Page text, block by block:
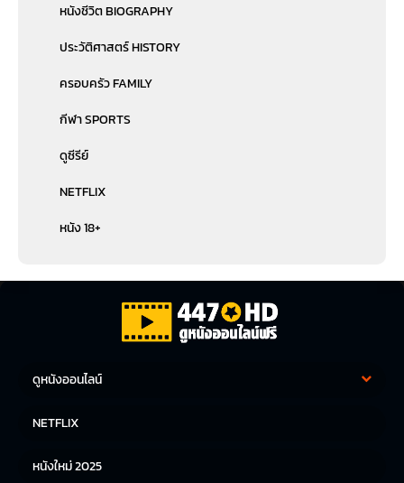
หนังชีวิต BIOGRAPHY
ประวัติศาสตร์ HISTORY
ครอบครัว FAMILY
กีฬา SPORTS
ดูซีรีย์
NETFLIX
หนัง 18+
ดูหนังออนไลน์
หนังญี่ปุ่น
NETFLIX
หนังใหม่ 2025